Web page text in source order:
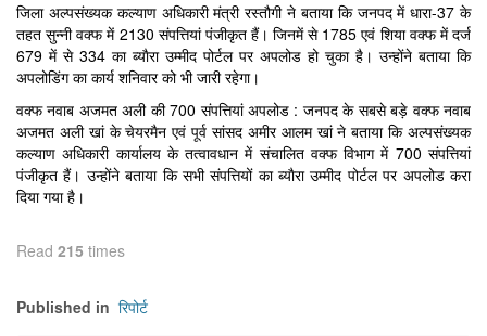
जिला अल्पसंख्यक कल्याण अधिकारी मंत्री रस्तौगी ने बताया कि जनपद में धारा-37 के
तहत सुन्नी वक्फ में 2130 संपत्तियां पंजीकृत हैं। जिनमें से 1785 एवं शिया वक्फ में दर्ज
679 में से 334 का ब्याैरा उम्मीद पोर्टल पर अपलोड हो चुका है। उन्होंने बताया कि
अपलोडिंग का कार्य शनिवार को भी जारी रहेगा।
वक्फ नवाब अजमत अली की 700 संपत्तियां अपलोड : जनपद के सबसे बड़े वक्फ नवाब
अजमत अली खां के चेयरमैन एवं पूर्व सांसद अमीर आलम खां ने बताया कि अल्पसंख्यक
कल्याण अधिकारी कार्यालय के तत्वावधान में संचालित वक्फ विभाग में 700 संपत्तियां
पंजीकृत हैं। उन्होंने बताया कि सभी संपत्तियों का ब्याैरा उम्मीद पोर्टल पर अपलोड करा
दिया गया है।
Read 215 times
Published in रिपोर्ट